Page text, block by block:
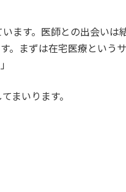
ます。医師との出会いは
。まずは在宅医療という
まいります。